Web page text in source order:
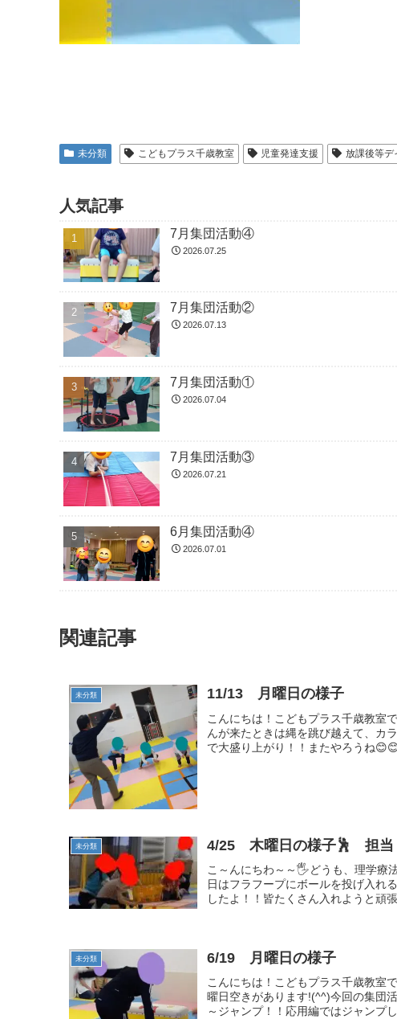
未分類 こどもプラス千歳教室 児童発達支援 放課後等デ
人気記事
7月集団活動④
2026.07.25
7月集団活動②
2026.07.13
7月集団活動①
2026.07.04
7月集団活動③
2026.07.21
6月集団活動④
2026.07.01
関連記事
未分類 11/13 月曜日の様子
こんにちは！こどもプラス千歳教室
んが来たときは縄を跳び越えて、カ
で大盛り上がり！！またやろうね
未分類 4/25 木曜日の様子🕺 担
こ～んにちわ～～🖐どうも、理学療
日はフラフープにボールを投げ入れ
したよ！！皆たくさん入れようと頑
未分類 6/19 月曜日の様子
こんにちは！こどもプラス千歳教室
曜日空きがあります!(^^)今回の集団
～ジャンプ！！応用編ではジャンプ